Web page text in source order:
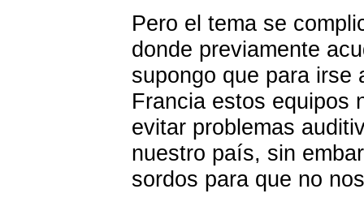
Pero el tema se
donde previamente
supongo que para irse
Francia estos equipos
evitar problemas
nuestro país, sin
sordos para que no